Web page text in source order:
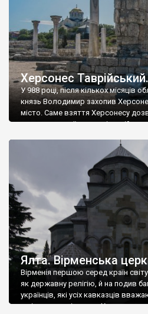
Херсонес
У 988 році, після кількох місяців
князь Володимир захопив
місто. Саме взяття Херсонесу
диктувати свої умови
Херсонесі Володимир-язичник,
А потім було Хрещення Русі. На
Ялта. Вірменська
Вірменія першою серед країн
як державну релігію, й на подив
українців, які усіх кавказців
є відданими вірянами Христа